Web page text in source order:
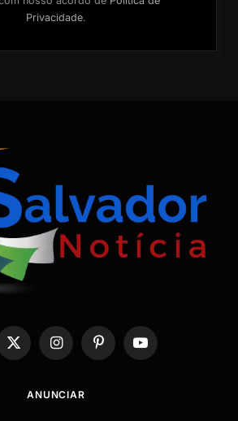
Privacidade.
X
InstagramPinterestYouTube
ANUNCIAR